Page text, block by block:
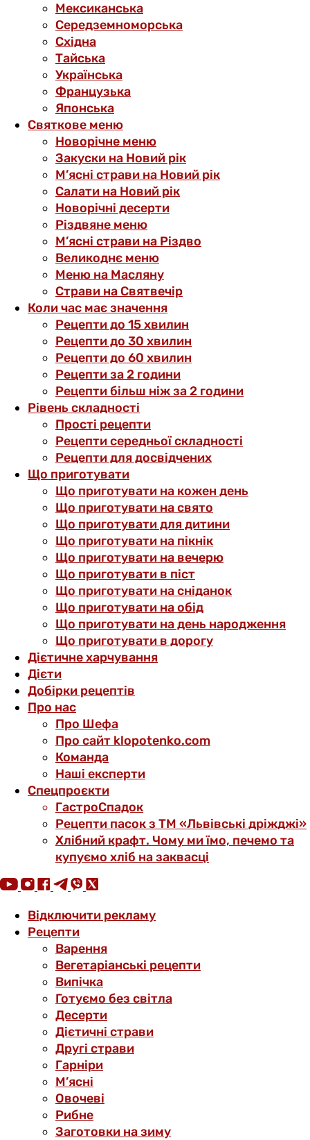
Мексиканська
Середземноморська
Східна
Тайська
Українська
Французька
Японська
Святкове меню
Новорічне меню
Закуски на Новий рік
М’ясні страви на Новий рік
Салати на Новий рік
Новорічні десерти
Різдвяне меню
М’ясні страви на Різдво
Великоднє меню
Меню на Масляну
Страви на Святвечір
Коли час має значення
Рецепти до 15 хвилин
Рецепти до 30 хвилин
Рецепти до 60 хвилин
Рецепти за 2 години
Рецепти більш ніж за 2 години
Рівень складності
Прості рецепти
Рецепти середньої складності
Рецепти для досвідчених
Що приготувати
Що приготувати на кожен день
Що приготувати на свято
Що приготувати для дитини
Що приготувати на пікнік
Що приготувати на вечерю
Що приготувати в піст
Що приготувати на сніданок
Що приготувати на обід
Що приготувати на день народження
Що приготувати в дорогу
Дієтичне харчування
Дієти
Добірки рецептів
Про нас
Про Шефа
Про сайт klopotenko.com
Команда
Наші експерти
Спецпроєкти
ГастроСпадок
Рецепти пасок з ТМ «Львівські дріжджі»
Хлібний крафт. Чому ми їмо, печемо та
купуємо хліб на заквасці
Відключити рекламу
Рецепти
Варення
Вегетаріанські рецепти
Випічка
Готуємо без світла
Десерти
Дієтичні страви
Другі страви
Гарніри
М’ясні
Овочеві
Рибне
Заготовки на зиму